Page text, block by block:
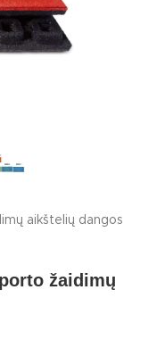
aikštelių dangos
žaidimų